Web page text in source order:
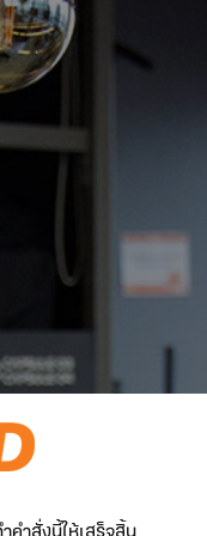
ำสั่งนี้ให้เสร็จสิ้น